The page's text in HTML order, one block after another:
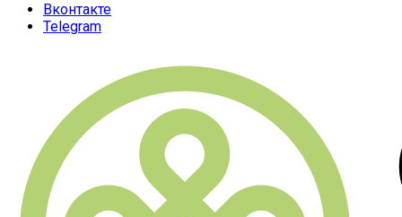
Вконтакте
Telegram